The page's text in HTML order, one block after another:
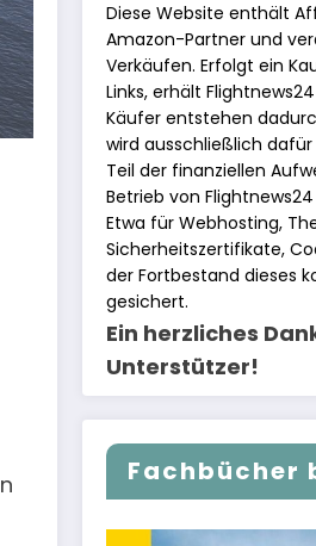
Diese Website enthält
Amazon-Partner und
Verkäufen. Erfolgt ein
Links, erhält
Käufer entstehen
wird ausschließlich
Teil der finanziellen
Betrieb von
Etwa für Webhosting,
Sicherheitszertifikate,
der Fortbestand dieses
gesichert.
Ein herzliches
Unterstützer!
Fachbücher